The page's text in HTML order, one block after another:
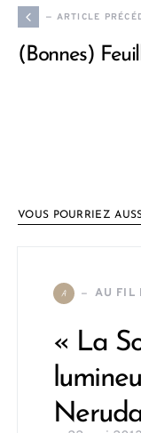
— ARTICLE
(Bonnes)
VOUS POURRIEZ
A AU FIL
« La